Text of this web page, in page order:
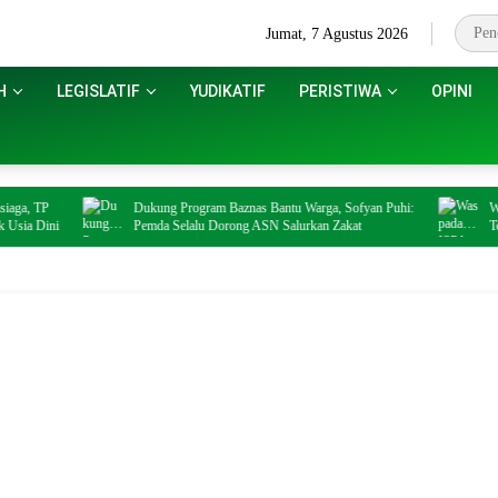
Jumat, 7 Agustus 2026
LEGISLATIF YUDIKATIF PERISTIWA OPINI
Dukung Program Baznas Bantu Warga, Sofyan Puhi:
Pemda Selalu Dorong ASN Salurkan Zakat